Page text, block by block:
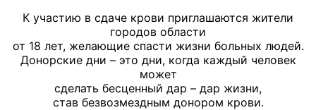
Рекомендации
Порядок работы ЦОН
Аппарат ОП КО
К участию в сдаче крови приглашаются жители
городов области
от 18 лет, желающие спасти жизни больных людей.
Донорские дни – это дни, когда каждый человек
может
сделать бесценный дар – дар жизни,
став безвозмездным донором крови.